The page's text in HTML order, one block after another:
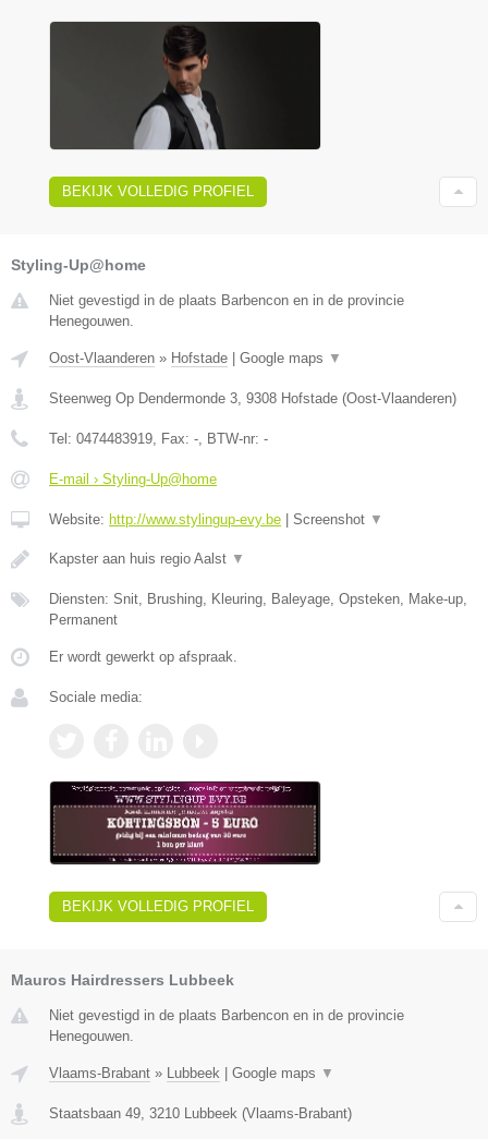
BEKIJK VOLLEDIG PROFIEL
Styling-Up@home
Niet gevestigd in de plaats Barbencon en in de provincie
Henegouwen.
Oost-Vlaanderen » Hofstade | Google maps ▼
Steenweg Op Dendermonde 3 9308 Hofstade (Oost-Vlaanderen)
Tel: 0474483919 , Fax: - , BTW-nr: -
E-mail › Styling-Up@home
Website: http://www.stylingup-evy.be | Screenshot ▼
Kapster aan huis regio Aalst ▼
Diensten: Snit, Brushing, Kleuring, Baleyage, Opsteken, Make-up,
Permanent
Er wordt gewerkt op afspraak.
Sociale media:
BEKIJK VOLLEDIG PROFIEL
Mauros Hairdressers Lubbeek
Niet gevestigd in de plaats Barbencon en in de provincie
Henegouwen.
Vlaams-Brabant » Lubbeek Google maps ▼
Staatsbaan 49 3210 Lubbeek (Vlaams-Brabant)